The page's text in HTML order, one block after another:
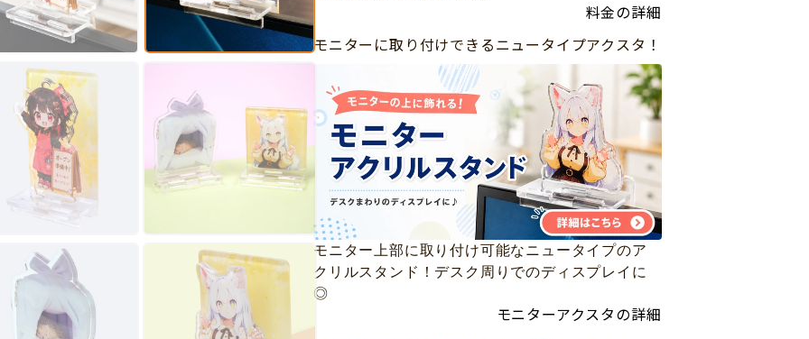
料金の詳細
モニターに取り付けできるニュータイプアクスタ！
モニター上部に取り付け可能なニュータイプのア
クリルスタンド！デスク周りでのディスプレイに
◎
モニターアクスタの詳細